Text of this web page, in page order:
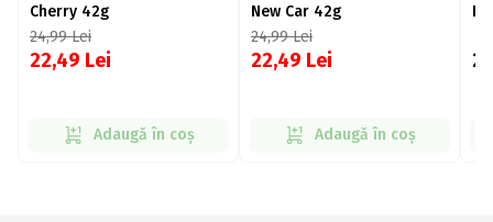
Cherry 42g
24,99Lei
22,49 Lei
Adaugă în coș
New Car 42g
24,99Lei
22,49 Lei
Adaugă în coș